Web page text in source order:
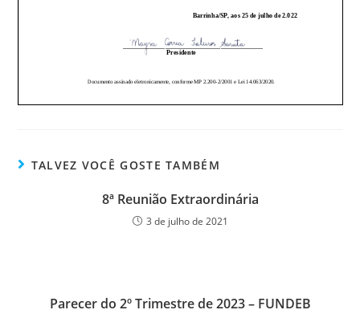
TALVEZ VOCÊ GOSTE TAMBÉM
8ª Reunião Extraordinária
3 de julho de 2021
Parecer do 2º Trimestre de 2023 – FUNDEB